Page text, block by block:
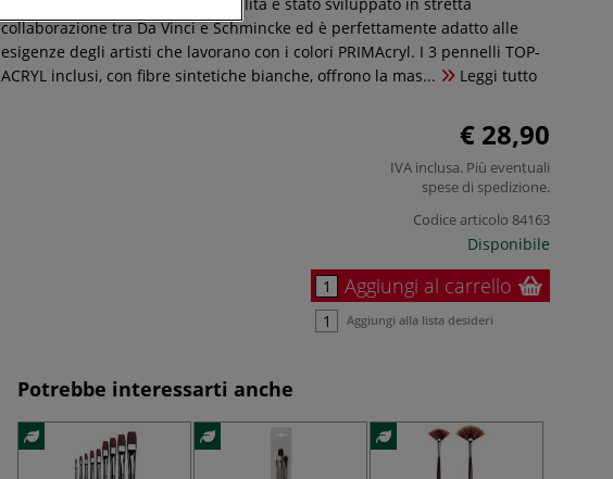
collaborazione tra Da Vinci e Schmincke ed è perfettamente adatto alle
esigenze degli artisti che lavorano con i colori PRIMAcryl. I 3 pennelli TOP-
ACRYL inclusi, con fibre sintetiche bianche, offrono la mas...
Leggi tutto
€ 28,90
IVA inclusa. Più eventuali
spese di spedizione.
Codice articolo 84163
Disponibile
Aggiungi al carrello
Aggiungi alla lista desideri
Potrebbe interessarti anche